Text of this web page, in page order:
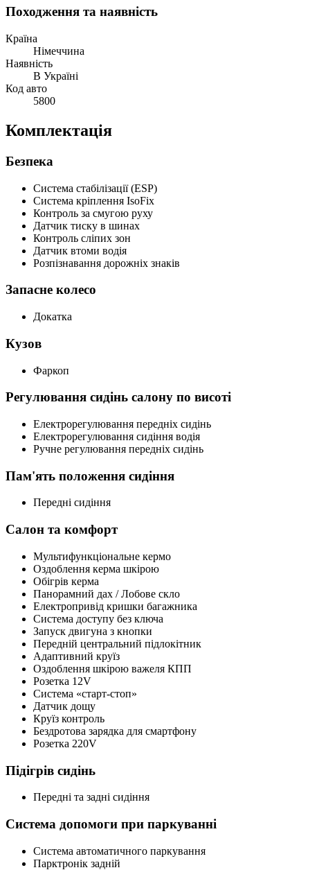
Походження та наявність
Країна
Німеччина
Наявність
В Україні
Код авто
5800
Комплектація
Безпека
Система стабілізації (ESP)
Система кріплення IsoFix
Контроль за смугою руху
Датчик тиску в шинах
Контроль сліпих зон
Датчик втоми водія
Розпізнавання дорожніх знаків
Запасне колесо
Докатка
Кузов
Фаркоп
Регулювання сидінь салону по висоті
Електрорегулювання передніх сидінь
Електрорегулювання сидіння водія
Ручне регулювання передніх сидінь
Пам'ять положення сидіння
Передні сидіння
Салон та комфорт
Мультифункціональне кермо
Оздоблення керма шкірою
Обігрів керма
Панорамний дах / Лобове скло
Електропривід кришки багажника
Система доступу без ключа
Запуск двигуна з кнопки
Передній центральний підлокітник
Адаптивний круїз
Оздоблення шкірою важеля КПП
Розетка 12V
Система «старт-стоп»
Датчик дощу
Круїз контроль
Бездротова зарядка для смартфону
Розетка 220V
Підігрів сидінь
Передні та задні сидіння
Система допомоги при паркуванні
Система автоматичного паркування
Парктронік задній